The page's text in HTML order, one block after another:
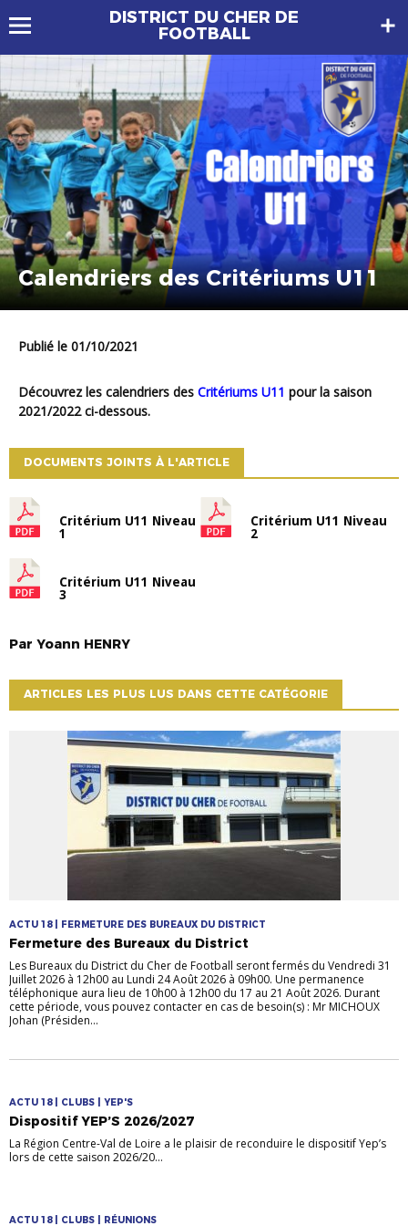
DISTRICT DU CHER DE
FOOTBALL
Calendriers des Critériums U11
Publié le 01/10/2021
Découvrez les calendriers des Critériums U11 pour la saison
2021/2022 ci-dessous.
DOCUMENTS JOINTS À L'ARTICLE
Critérium U11 Niveau
1
Critérium U11 Niveau
2
Critérium U11 Niveau
3
Par Yoann HENRY
ARTICLES LES PLUS LUS DANS CETTE CATÉGORIE
ACTU 18 | FERMETURE DES BUREAUX DU DISTRICT
Fermeture des Bureaux du District
Les Bureaux du District du Cher de Football seront fermés du Vendredi 31
Juillet 2026 à 12h00 au Lundi 24 Août 2026 à 09h00. Une permanence
téléphonique aura lieu de 10h00 à 12h00 du 17 au 21 Août 2026. Durant
cette période, vous pouvez contacter en cas de besoin(s) : Mr MICHOUX
Johan (Présiden...
ACTU 18 | CLUBS | YEP'S
Dispositif YEP’S 2026/2027
La Région Centre-Val de Loire a le plaisir de reconduire le dispositif Yep’s
lors de cette saison 2026/20...
ACTU 18 | CLUBS | RÉUNIONS